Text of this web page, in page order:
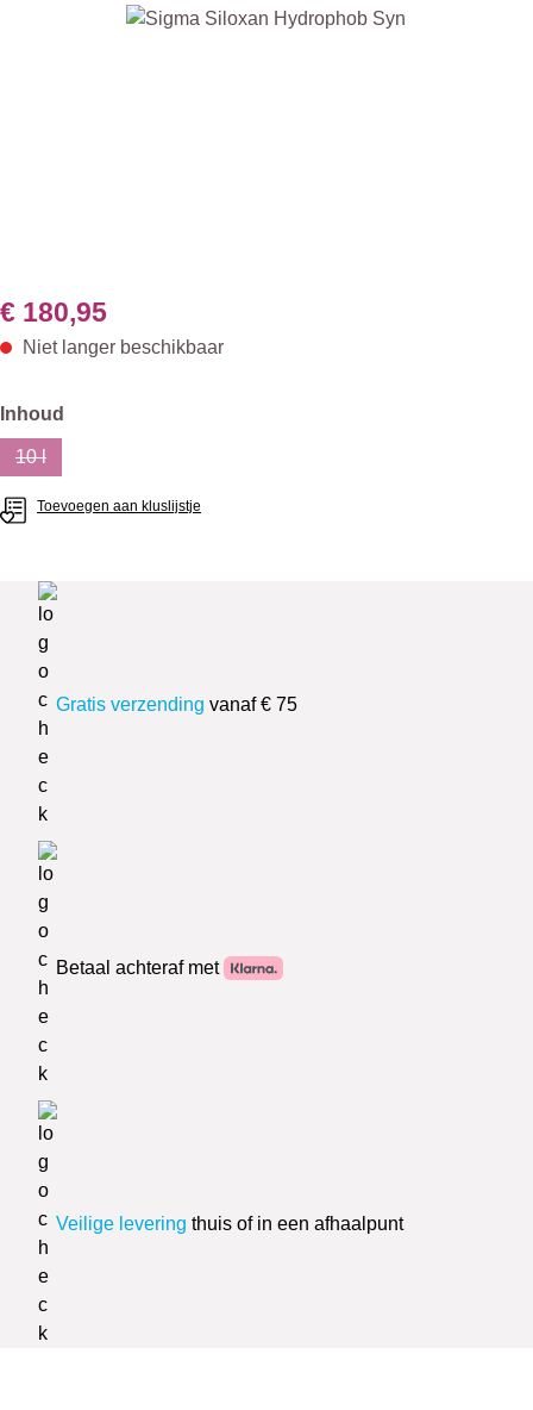
Afbeeldingengalerij overslaan
€ 180,95
Niet langer beschikbaar
Selecteer
Inhoud
10 l
Toevoegen aan kluslijstje
Gratis verzending vanaf € 75
Betaal achteraf met
Veilige levering thuis of in een afhaalpunt